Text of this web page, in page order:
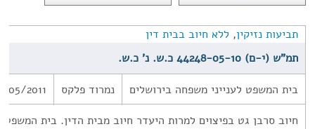
תביעות נזיקין, ללא חיוב בבית דין
תמ"ש (י-ם) 44248-05-10 כ.ש. נ' כ.ש.
בית המשפט לענייני משפחה בירושלים נמרוד פלקס
05/2011
חיוב סרבן גט בפיצוים למרות היעדר חיוב מבית הדין. בית המשפט